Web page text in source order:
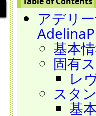
アデリ
基本
固有
レ
スタ
基